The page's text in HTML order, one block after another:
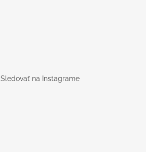
Sledovať na Instagrame